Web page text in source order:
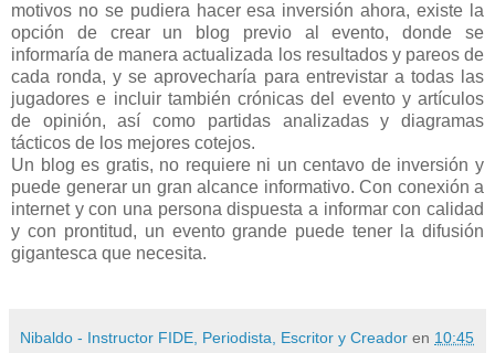
motivos no se pudiera hacer esa inversión ahora, existe la
opción de crear un blog previo al evento, donde se
informaría de manera actualizada los resultados y pareos de
cada ronda, y se aprovecharía para entrevistar a todas las
jugadores e incluir también crónicas del evento y artículos
de opinión, así como partidas analizadas y diagramas
tácticos de los mejores cotejos.
Un blog es gratis, no requiere ni un centavo de inversión y
puede generar un gran alcance informativo. Con conexión a
internet y con una persona dispuesta a informar con calidad
y con prontitud, un evento grande puede tener la difusión
gigantesca que necesita.
Nibaldo - Instructor FIDE, Periodista, Escritor y Creador en 10:45